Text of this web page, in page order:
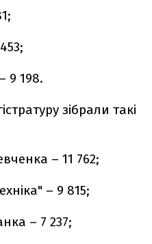
9 198.
зібрали такі
– 11 762;
– 9 815;
– 7 237;